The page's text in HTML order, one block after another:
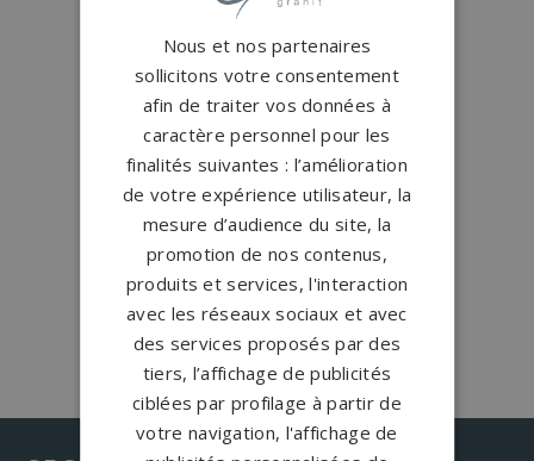
Créationssur-mesure
Configurateur
1.200 partenaires en France
Nos partenaires
Large choix de
granits et de
coloris
Nos granits
Nous et nos partenaires
sollicitons votre consentement
afin de traiter vos données à
caractère personnel pour les
finalités suivantes : l’amélioration
de votre expérience utilisateur, la
mesure d’audience du site, la
promotion de nos contenus,
produits et services, l'interaction
avec les réseaux sociaux et avec
des services proposés par des
tiers, l’affichage de publicités
ciblées par profilage à partir de
votre navigation, l'affichage de